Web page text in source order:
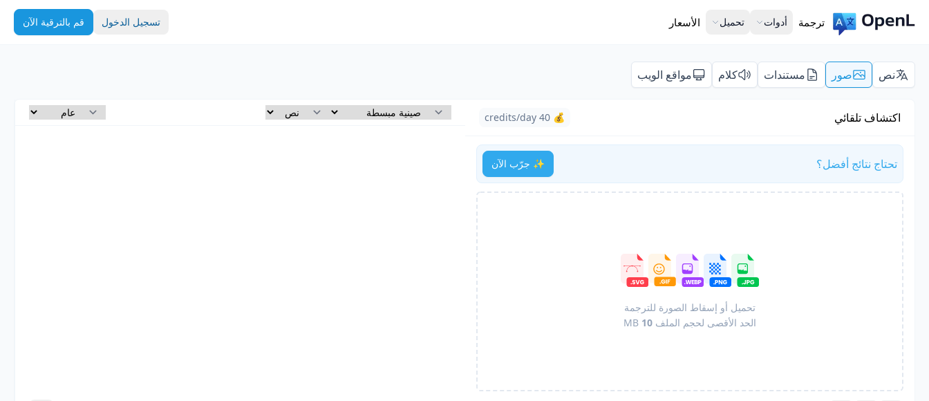
ترجمة أدوات تحميل الأسعار تسجيل الدخول قم بالترقية الآن
نص صور مستندات كلام مواقع الويب
اكتشاف تلقائي 💰 40 credits/day
تحتاج نتائج أفضل؟ ✨ جرّب الآن
تحميل أو إسقاط الصورة للترجمة
الحد الأقصى لحجم الملف10
MB
Pro